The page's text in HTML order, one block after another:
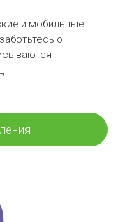
и мобильные
о